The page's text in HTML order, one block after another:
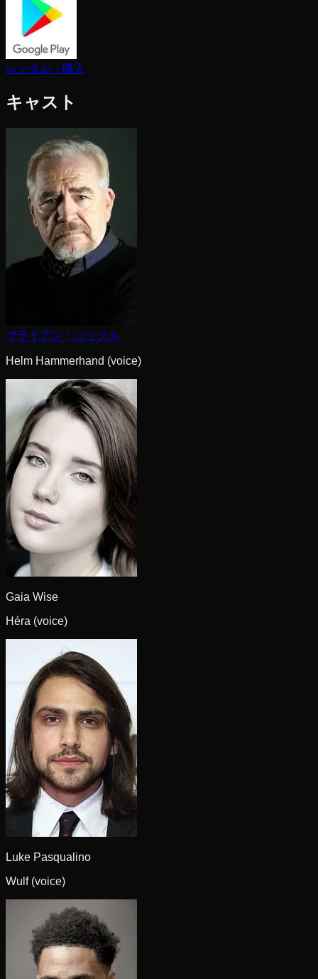
レンタル・購入
キャスト
ブライアン・コックス
Helm Hammerhand (voice)
Gaia Wise
Héra (voice)
Luke Pasqualino
Wulf (voice)